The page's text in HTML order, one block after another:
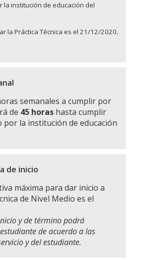
la institución de educación del
la Práctica Técnica es el 21/12/2020.
semanales a cumplir por
de 45 horas hasta cumplir
por la institución de educación
de inicio
máxima para dar inicio a
de Nivel Medio es el
y de término podrá
de acuerdo a las
y del estudiante.